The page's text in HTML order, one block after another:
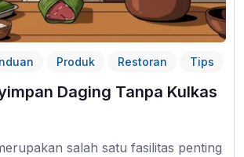
Produk Restoran Tips
Daging Tanpa Kulkas
salah satu fasilitas penting